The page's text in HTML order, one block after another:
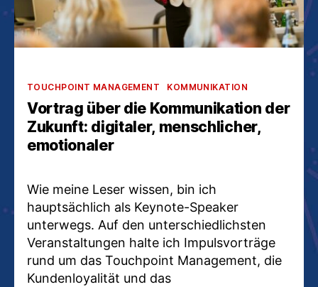
Kategorien
TOUCHPOINT MANAGEMENT KOMMUNIKATION
Vortrag über die Kommunikation der
Zukunft: digitaler, menschlicher,
emotionaler
Wie meine Leser wissen, bin ich
hauptsächlich als Keynote-Speaker
unterwegs. Auf den unterschiedlichsten
Veranstaltungen halte ich Impulsvorträge
rund um das Touchpoint Management, die
Kundenloyalität und das